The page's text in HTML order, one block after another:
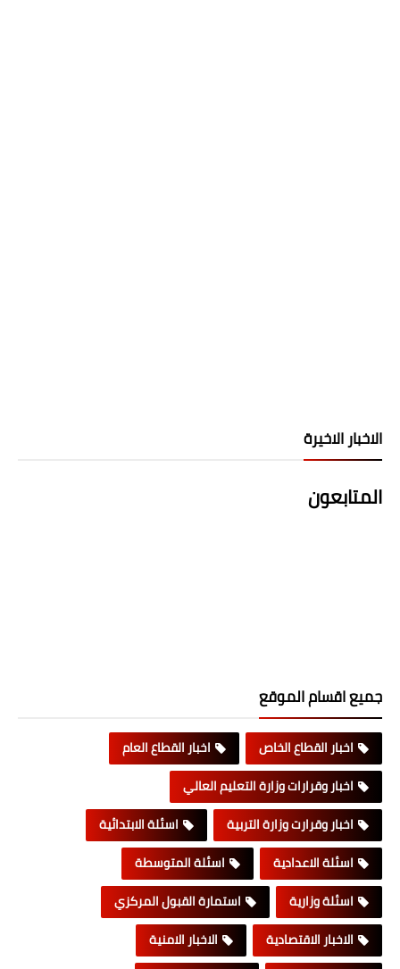
الاخبار الاخيرة
المتابعون
جميع اقسام الموقع
اخبار القطاع الخاص
اخبار القطاع العام
اخبار وقرارات وزارة التعليم العالي
اخبار وقرارت وزارة التربية
اسئلة الابتدائية
اسئلة الاعدادية
اسئلة المتوسطة
اسئلة وزارية
استمارة القبول المركزي
الاخبار الاقتصادية
الاخبار الامنية